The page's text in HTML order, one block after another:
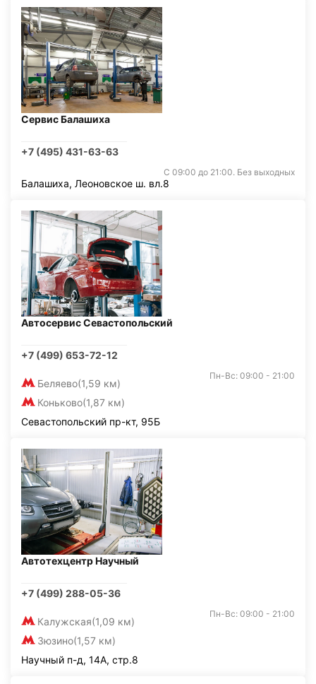
Сервис Балашиха
+7 (495) 431-63-63
С 09:00 до 21:00. Без выходных
Балашиха, Леоновское ш. вл.8
Автосервис Севастопольский
+7 (499) 653-72-12
Беляево(1,59 км)
Коньково(1,87 км)
Пн-Вс: 09:00 - 21:00
Севастопольский пр-кт, 95Б
Автотехцентр Научный
+7 (499) 288-05-36
Калужская(1,09 км)
Зюзино(1,57 км)
Пн-Вс: 09:00 - 21:00
Научный п-д, 14А, стр.8